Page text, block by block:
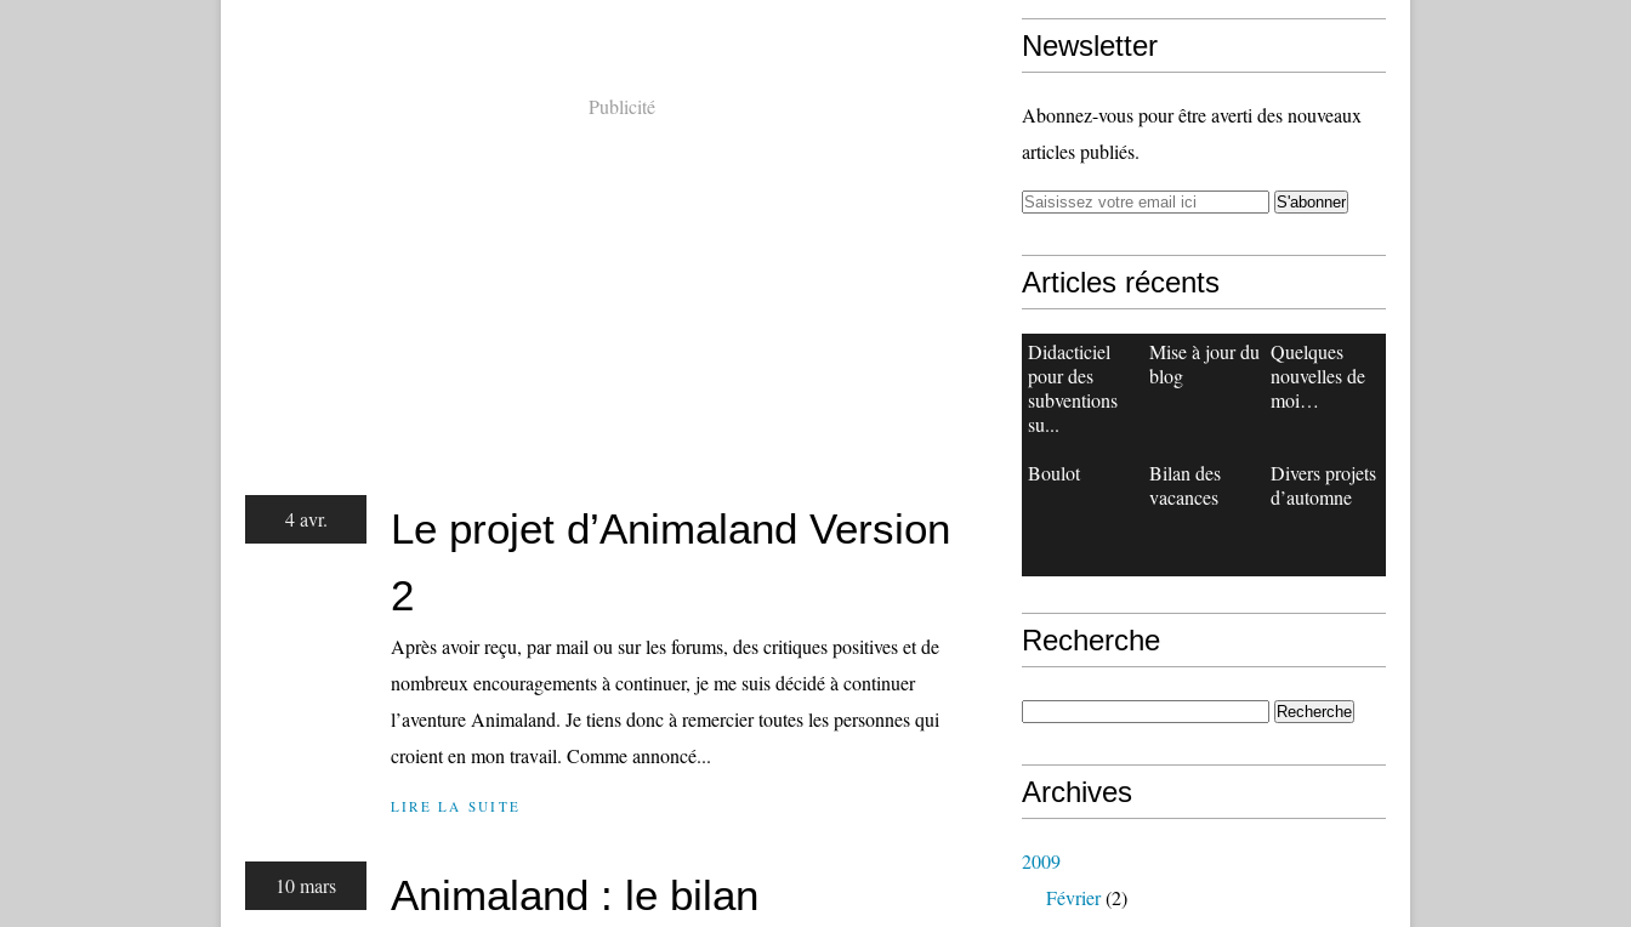
Publicité
4 avr.
Le projet d’Animaland Version
2
Après avoir reçu, par mail ou sur les forums, des critiques positives et de
nombreux encouragements à continuer, je me suis décidé à continuer
l’aventure Animaland. Je tiens donc à remercier toutes les personnes qui
croient en mon travail. Comme annoncé...
LIRE LA SUITE
10 mars Animaland : le bilan
Newsletter
Abonnez-vous pour être averti des nouveaux
articles publiés.
Articles récents
Didacticiel
pour des
subventions
su...
Mise à jour du
blog
Quelques
nouvelles de
moi…
Boulot
Bilan des
vacances
Divers projets
d’automne
Recherche
Archives
2009
Février(2)